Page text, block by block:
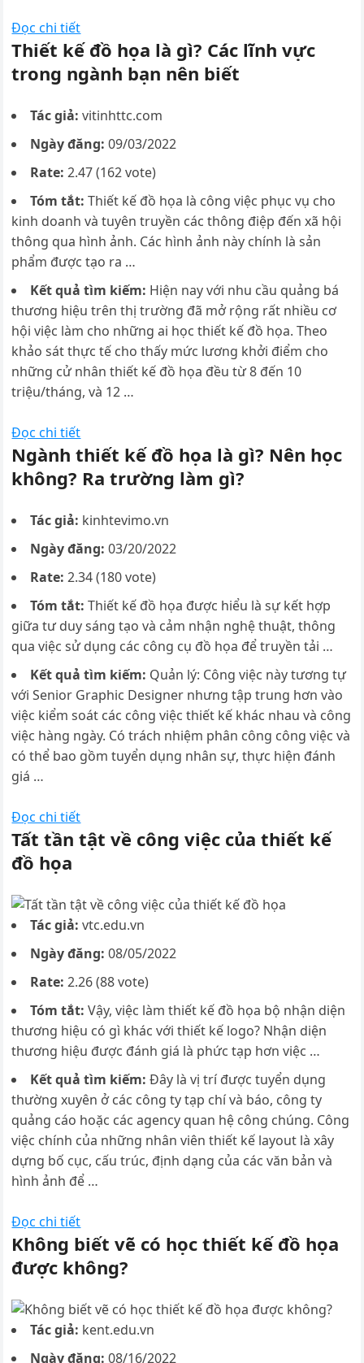
Đọc chi tiết
Thiết kế đồ họa là gì? Các lĩnh vực
trong ngành bạn nên biết
Tác giả: vitinhttc.com
Ngày đăng: 09/03/2022
Rate: 2.47 (162 vote)
Tóm tắt: Thiết kế đồ họa là công việc phục vụ cho
kinh doanh và tuyên truyền các thông điệp đến xã hội
thông qua hình ảnh. Các hình ảnh này chính là sản
phẩm được tạo ra …
Kết quả tìm kiếm: Hiện nay với nhu cầu quảng bá
thương hiệu trên thị trường đã mở rộng rất nhiều cơ
hội việc làm cho những ai học thiết kế đồ họa. Theo
khảo sát thực tế cho thấy mức lương khởi điểm cho
những cử nhân thiết kế đồ họa đều từ 8 đến 10
triệu/tháng, và 12 …
Đọc chi tiết
Ngành thiết kế đồ họa là gì? Nên học
không? Ra trường làm gì?
Tác giả: kinhtevimo.vn
Ngày đăng: 03/20/2022
Rate: 2.34 (180 vote)
Tóm tắt: Thiết kế đồ họa được hiểu là sự kết hợp
giữa tư duy sáng tạo và cảm nhận nghệ thuật, thông
qua việc sử dụng các công cụ đồ họa để truyền tải …
Kết quả tìm kiếm: Quản lý: Công việc này tương tự
với Senior Graphic Designer nhưng tập trung hơn vào
việc kiểm soát các công việc thiết kế khác nhau và công
việc hàng ngày. Có trách nhiệm phân công công việc và
có thể bao gồm tuyển dụng nhân sự, thực hiện đánh
giá …
Đọc chi tiết
Tất tần tật về công việc của thiết kế
đồ họa
Tác giả: vtc.edu.vn
Ngày đăng: 08/05/2022
Rate: 2.26 (88 vote)
Tóm tắt: Vậy, việc làm thiết kế đồ họa bộ nhận diện
thương hiệu có gì khác với thiết kế logo? Nhận diện
thương hiệu được đánh giá là phức tạp hơn việc …
Kết quả tìm kiếm: Đây là vị trí được tuyển dụng
thường xuyên ở các công ty tạp chí và báo, công ty
quảng cáo hoặc các agency quan hệ công chúng. Công
việc chính của những nhân viên thiết kế layout là xây
dựng bố cục, cấu trúc, định dạng của các văn bản và
hình ảnh để …
Đọc chi tiết
Không biết vẽ có học thiết kế đồ họa
được không?
Tác giả: kent.edu.vn
Ngày đăng: 08/16/2022